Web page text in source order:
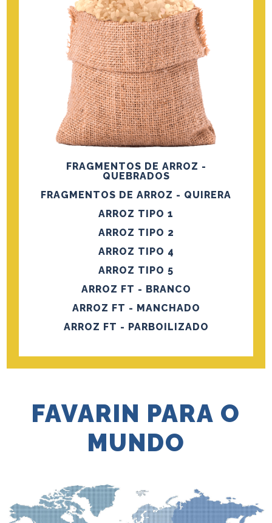
FRAGMENTOS DE ARROZ -
QUEBRADOS
FRAGMENTOS DE ARROZ - QUIRERA
ARROZ TIPO 1
ARROZ TIPO 2
ARROZ TIPO 4
ARROZ TIPO 5
ARROZ FT - BRANCO
ARROZ FT - MANCHADO
ARROZ FT - PARBOILIZADO
FAVARIN PARA O
MUNDO